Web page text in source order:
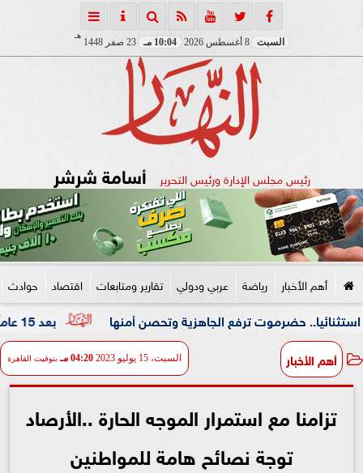
السبت 8 أغسطس 2026 10:04 مـ 23 صفر 1448
هـ
رئيس مجلس الإدارة ورئيس التحرير أسامة شرشر
أهم الأخبار رياضة عربي ودولي تقارير ومتابعات اقتصاد حوادث
بعد 15 عاماً من الغياب.. المجلس الثقافي البريطاني شريكاً لمهرجان القاهرة للمسرح التجريبي ترفع الجاهزية وتحصن أمنها
أهم الأخبار السبت، 15 يوليو 2023 04:20 مـ بتوقيت القاهرة
تزامنا مع استمرار الموجه الحارة ..الأرصاد
توجة نصائح هامة للمواطنين